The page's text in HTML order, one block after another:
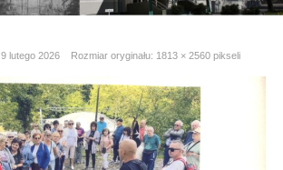
9 lutego 2026 Rozmiar oryginału: 1813 × 2560 pikseli